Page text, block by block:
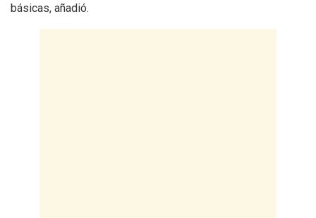
básicas, añadió.